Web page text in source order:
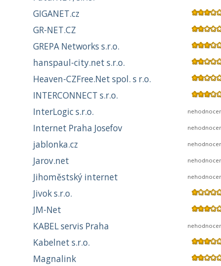
GIGANET.cz
GR-NET.CZ
GREPA Networks s.r.o.
hanspaul-city.net s.r.o.
Heaven-CZFree.Net spol. s r.o.
INTERCONNECT s.r.o.
InterLogic s.r.o.
Internet Praha Josefov
jablonka.cz
Jarov.net
Jihoměstský internet
Jivok s.r.o.
JM-Net
KABEL servis Praha
Kabelnet s.r.o.
Magnalink